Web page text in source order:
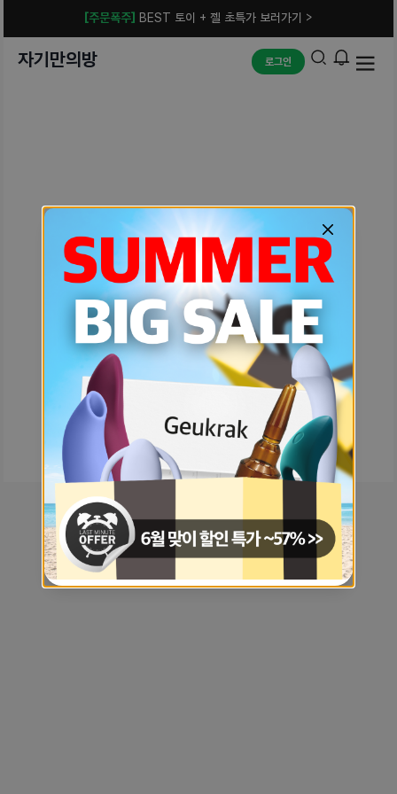
[주문폭주] BEST 토이 + 젤 초특가 보러가기 >
자기만의방 로그인
예상치 못한 에러입니다.